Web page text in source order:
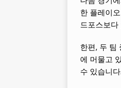
한 플레이
드포스보다
한편, 두 팀
에 머물고
수 있습니다.